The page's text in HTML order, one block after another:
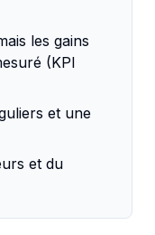
les gains
(KPI
et une
et du